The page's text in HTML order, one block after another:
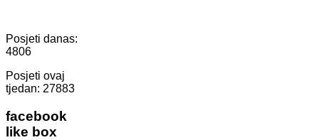
Posjeti danas:
4806
Posjeti ovaj
tjedan: 27883
facebook
like box